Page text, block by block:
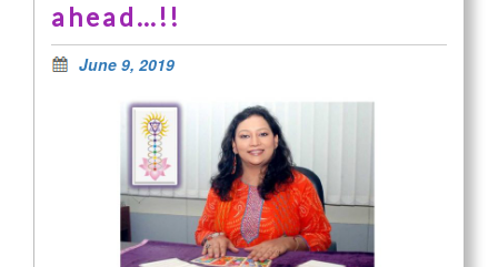
ahead…!!
June 9, 2019